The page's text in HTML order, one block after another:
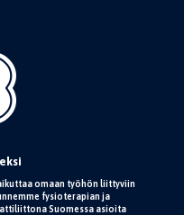
omaan työhön liittyviin
fysioterapian ja
Suomessa asioita